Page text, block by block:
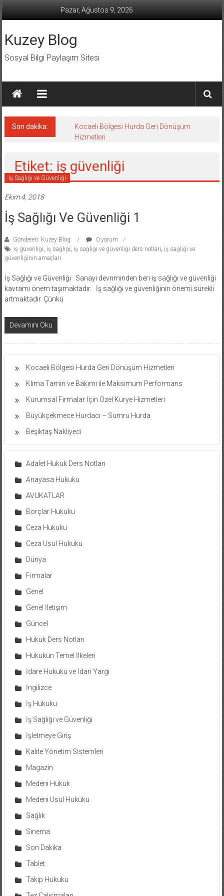
Pazar, Ağustos 9, 2026
Kuzey Blog
Sosyal Bilgi Paylaşım Sitesi
Son dakika:
Kocaeli Bölgesi Hurda Geri Dönüşüm
Hizmetleri
Etiket: iş güvenliği
İş Sağlığı ve Güvenliği
Ekim 4, 2018
İş Sağlığı Ve Güvenliği 1
Gönderen: Kuzey Blog
0 yorum
iş güvenliği, iş sağlığı, iş sağlığı ve güvenliği ders notları, iş sağlığı ve
güvenliğinin amaçları
İş Sağlığı ve Güvenliği Sanayi devriminden beri iş sağlığı ve güvenliği
kavramı önem taşımaktadır. İş sağlığı ve güvenliğinin önemi sürekli
artmaktadır. Çünkü
Devamını Oku
Kocaeli Bölgesi Hurda Geri Dönüşüm Hizmetleri
Klima Tamiri ve Bakımı ile Maksimum Performans
Kurumsal Firmalar İçin Özel Kurye Hizmetleri
Büyükçekmece Hurdacı – Sumru Hurda
Beşiktaş Nakliyeci
Adalet Hukuk Ders Notları
Anayasa Hukuku
AVUKATLAR
Borçlar Hukuku
Ceza Hukuku
Ceza Usul Hukuku
Dünya
Firmalar
Genel
Genel İletişim
Güncel
Hukuk Ders Notları
Hukukun Temel İlkeleri
İdare Hukuku ve İdari Yargı
İngilizce
İş Hukuku
İş Sağlığı ve Güvenliği
İşletmeye Giriş
Kalite Yönetim Sistemleri
Magazin
Medeni Hukuk
Medeni Usul Hukuku
Sağlık
Sinema
Son Dakika
Tablet
Takip Hukuku